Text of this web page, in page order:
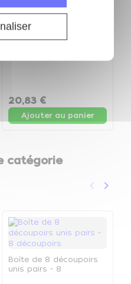
Boîte de 7 découpoirs
coeurs cannelés - Boîte
20,83 €
Ajouter au panier
catégorie
Précédent
keyboard_arrow_left keyboard_arrow_right
Boîte de 8 découpoirs
unis pairs - 8